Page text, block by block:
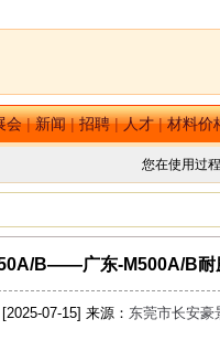
会|新闻|招聘|人才|材料价
您在使用过
B——广东-M500A/B耐
07-15] 来源： 东莞市长安豪